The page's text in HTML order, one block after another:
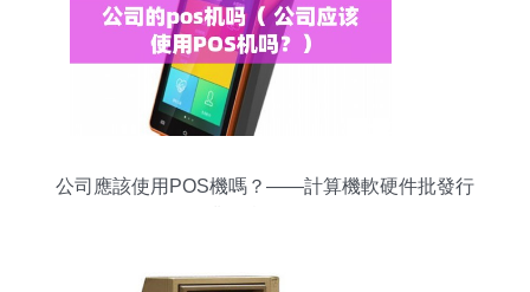
公司應該使用POS機嗎？——計算機軟硬件批發行